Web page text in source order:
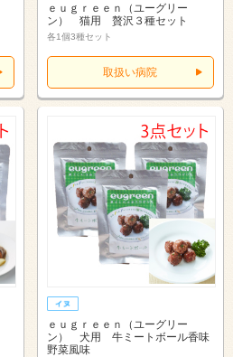
ｅｕｇｒｅｅｎ（ユーグリー
ン） 猫用 贅沢３種セット
各1個3種セット
取扱い病院
ｅｕｇｒｅｅｎ（ユーグリー
ン） 犬用 牛ミートボール香味
野菜風味